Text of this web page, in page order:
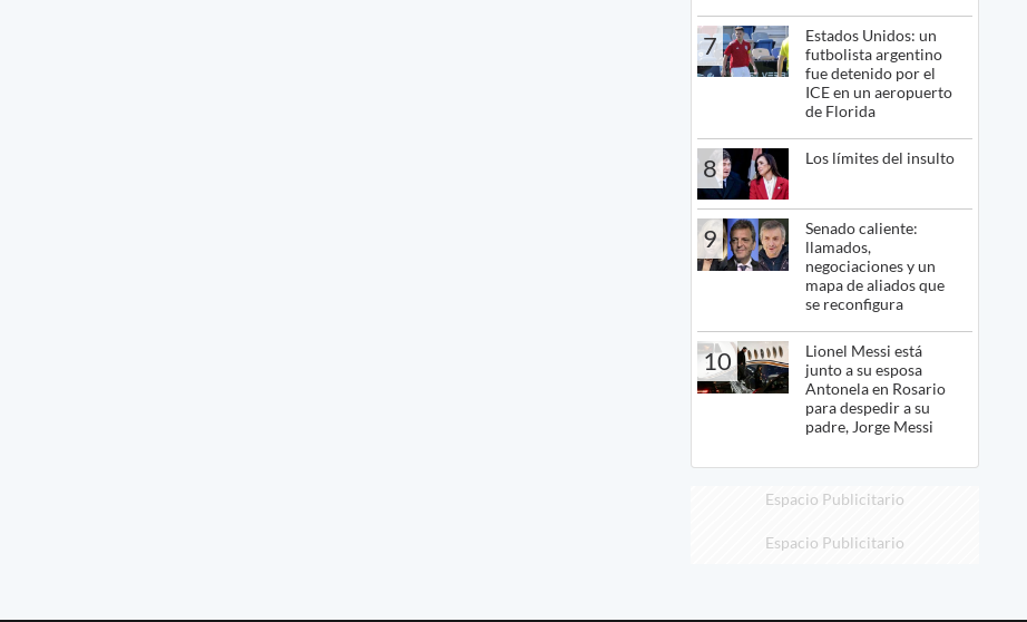
7
Estados Unidos: un
futbolista argentino
fue detenido por el
ICE en un aeropuerto
de Florida
8 Los límites del insulto
9
Senado caliente:
llamados,
negociaciones y un
mapa de aliados que
se reconfigura
10
Lionel Messi está
junto a su esposa
Antonela en Rosario
para despedir a su
padre, Jorge Messi
Espacio Publicitario
Espacio Publicitario